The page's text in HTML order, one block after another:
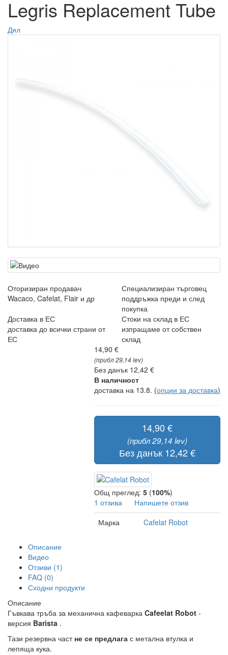
Legris Replacement Tube
Дял
Оторизиран продавач
Wacaco, Cafelat, Flair и др
Специализиран търговец
поддръжка преди и след
покупка
Доставка в ЕС
доставка до всички страни от
ЕС
Стоки на склад в ЕС
изпращаме от собствен
склад
14,90 €
(прибл 29,14 lev)
Без данък 12,42 €
В наличност
доставка на 13.8. (опции за доставка)
14,90 €
(прибл 29,14 lev)
Без данък 12,42 €
Общ преглед: 5 (100%)
1 отзива
Напишете отзив
Марка
Cafelat Robot
Описание
Видео
Отзиви (1)
FAQ (0)
Сходни продукти
Описание
Гъвкава тръба за механична кафеварка Cafeelat Robot -
версия Barista .
Тази резервна част не се предлага с метална втулка и
лепяща кука.